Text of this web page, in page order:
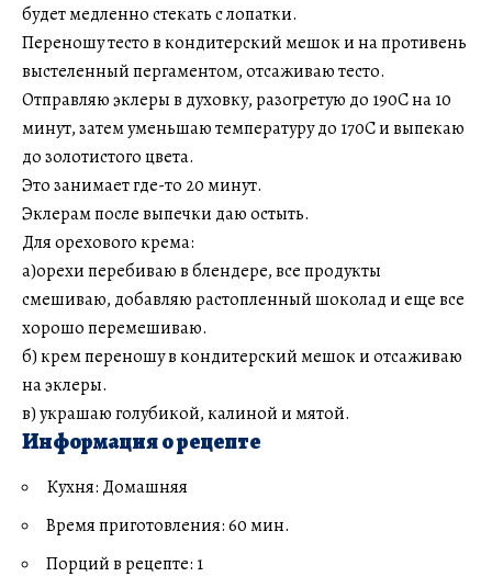
будет медленно стекать с лопатки.
Переношу тесто в кондитерский мешок и на противень
выстеленный пергаментом, отсаживаю тесто.
Отправляю эклеры в духовку, разогретую до 190С на 10
минут, затем уменьшаю температуру до 170С и выпекаю
до золотистого цвета.
Это занимает где-то 20 минут.
Эклерам после выпечки даю остыть.
Для орехового крема:
а)орехи перебиваю в блендере, все продукты
смешиваю, добавляю растопленный шоколад и еще все
хорошо перемешиваю.
б) крем переношу в кондитерский мешок и отсаживаю
на эклеры.
в) украшаю голубикой, калиной и мятой.
Информация о рецепте
Кухня: Домашняя
Время приготовления: 60 мин.
Порций в рецепте: 1